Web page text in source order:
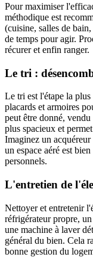
Pour maximiser
méthodique est
(cuisine, salles de
de temps pour agir.
récurer et enfin ranger.
Le tri :
Le tri est l'étape la
placards et armoires
peut être donné,
plus spacieux et
Imaginez un
un espace aéré est
personnels.
L'entretien de
Nettoyer et entretenir
réfrigérateur propre,
une machine à laver
général du bien. Cela
bonne gestion du